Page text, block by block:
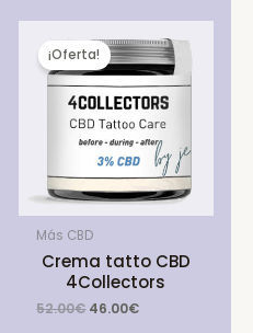
¡Oferta!
Más CBD
Crema tatto CBD
4Collectors
52.00€ Original
46.00€Current